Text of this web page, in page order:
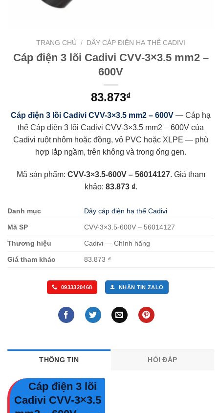
TRANG CHỦ / DÂY CÁP ĐIỆN HẠ THẾ CADIVI
Cáp điện 3 lõi Cadivi CVV-3×3.5 mm2 –
600V
83.873₫
Cáp điện 3 lõi Cadivi CVV-3×3.5 mm2 – 600V — Cáp hạ
thế Cáp điện 3 lõi Cadivi CVV-3×3.5 mm2 – 600V của
Cadivi ruột nhôm hoặc đồng, vỏ PVC hoặc XLPE — phù
hợp lắp ngầm, trên không và trong ống gen.
Mã sản phẩm: CVV-3×3.5-600V – 56014127. Giá tham
khảo: 83.873 ₫.
Danh mục Dây cáp điện hạ thế Cadivi
Mã SP CVV-3×3.5-600V – 56014127
Thương hiệu Cadivi — Chính hãng
Giá tham khảo 83.873 ₫
0933320468 NHẮN TIN ZALO
THÔNG TIN HỎI ĐÁP
Cáp điện 3 lõi
Cadivi CVV-3×3.5